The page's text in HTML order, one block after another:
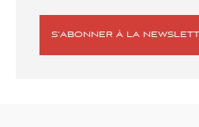
S’ABONNER À LA